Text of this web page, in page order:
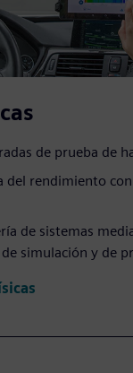
de prueba de
del rendimiento
de sistemas
simulación y de